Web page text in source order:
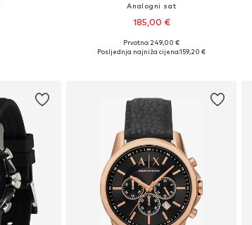
Analogni sat
185,00 €
Dostupne veličine: One Size
Prvotno: 249,00 €
Posljednja najniža cijena:159,20 €